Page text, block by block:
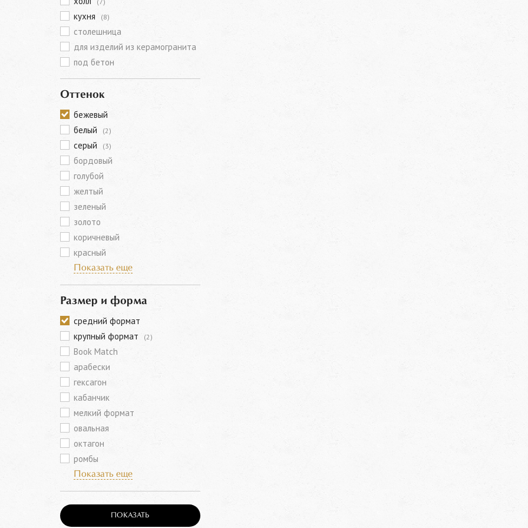
кухня (8)
столешница
для изделий из керамогранита
под бетон
Оттенок
бежевый
белый
(2)
серый (3)
бордовый
голубой
желтый
зеленый
золото
коричневый
красный
Показать еще
Размер и форма
средний формат
крупный формат
(2)
Book Match
арабески
гексагон
кабанчик
мелкий формат
овальная
октагон
ромбы
Показать еще
ПОКАЗАТЬ